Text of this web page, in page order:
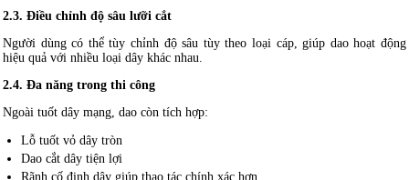
2.3. Điều chỉnh độ sâu lưỡi cắt
Người dùng có thể tùy chỉnh độ sâu tùy theo loại cáp, giúp dao hoạt động
hiệu quả với nhiều loại dây khác nhau.
2.4. Đa năng trong thi công
Ngoài tuốt dây mạng, dao còn tích hợp:
Lỗ tuốt vỏ dây tròn
Dao cắt dây tiện lợi
Rãnh cố định dây giúp thao tác chính xác hơn